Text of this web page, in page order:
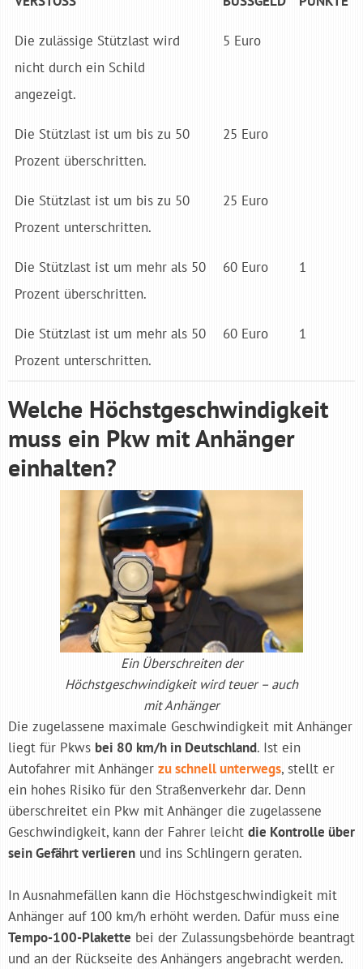
Die zulässige Stützlast wird
nicht durch ein Schild
angezeigt.
5 Euro
Die Stützlast ist um bis zu 50
Prozent überschritten.
25 Euro
Die Stützlast ist um bis zu 50
Prozent unterschritten.
25 Euro
Die Stützlast ist um mehr als 50
Prozent überschritten.
60 Euro 1
Die Stützlast ist um mehr als 50
Prozent unterschritten.
60 Euro 1
Welche Höchstgeschwindigkeit
muss ein Pkw mit Anhänger
einhalten?
Ein Überschreiten der
Höchstgeschwindigkeit wird teuer – auch
mit Anhänger
Die zugelassene maximale Geschwindigkeit mit Anhänger
liegt für Pkws bei 80 km/h in Deutschland. Ist ein
Autofahrer mit Anhänger zu schnell unterwegs, stellt er
ein hohes Risiko für den Straßenverkehr dar. Denn
überschreitet ein Pkw mit Anhänger die zugelassene
Geschwindigkeit, kann der Fahrer leicht die Kontrolle über
sein Gefährt verlieren und ins Schlingern geraten.
In Ausnahmefällen kann die Höchstgeschwindigkeit mit
Anhänger auf 100 km/h erhöht werden. Dafür muss eine
Tempo-100-Plakette bei der Zulassungsbehörde beantragt
und an der Rückseite des Anhängers angebracht werden.